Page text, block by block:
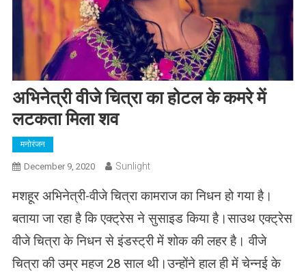
अभिनेत्री वीजे चित्रा का होटल के कमरे में
लटकता मिला शव
मनोरंजन
December 9, 2020 Sunlight
मशहूर अभिनेत्री-वीजे चित्रा कामराज का निधन हो गया है।
बताया जा रहा है कि एक्ट्रेस ने सुसाइड किया है।साउथ एक्ट्रेस
वीजे चित्रा के निधन से इंडस्ट्री में शोक की लहर है। वीजे
चित्रा की उम्र महज 28 साल थी।उन्होंने हाल ही में चेन्नई के